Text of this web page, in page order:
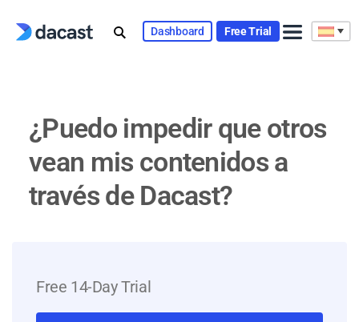
Dashboard Free Trial
¿Puedo impedir que otros
vean mis contenidos a
través de Dacast?
Free 14-Day Trial